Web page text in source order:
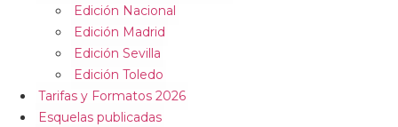
Edición Nacional
Edición Madrid
Edición Sevilla
Edición Toledo
Tarifas y Formatos 2026
Esquelas publicadas